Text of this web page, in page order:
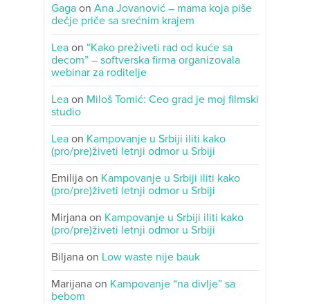
Gaga on Ana Jovanović – mama koja piše
dečje priče sa srećnim krajem
Lea on “Kako preživeti rad od kuće sa
decom” – softverska firma organizovala
webinar za roditelje
Lea on Miloš Tomić: Ceo grad je moj filmski
studio
Lea on Kampovanje u Srbiji iliti kako
(pro/pre)živeti letnji odmor u Srbiji
Emilija on Kampovanje u Srbiji iliti kako
(pro/pre)živeti letnji odmor u Srbiji
Mirjana on Kampovanje u Srbiji iliti kako
(pro/pre)živeti letnji odmor u Srbiji
Biljana on Low waste nije bauk
Marijana on Kampovanje “na divlje” sa
bebom